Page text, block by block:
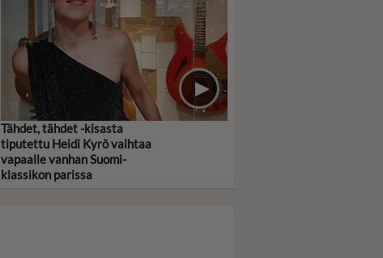
Tähdet, tähdet -kisasta
tiputettu Heidi Kyrö vaihtaa
vapaalle vanhan Suomi-
klassikon parissa